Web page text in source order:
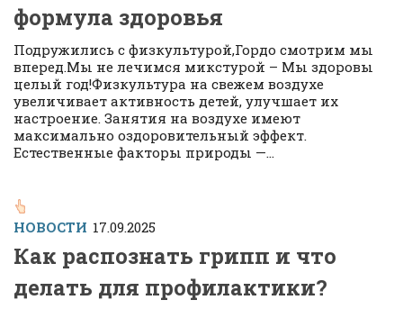
формула здоровья
Подружились с физкультурой,Гордо смотрим мы
вперед.Мы не лечимся микстурой – Мы здоровы
целый год!Физкультура на свежем воздухе
увеличивает активность детей, улучшает их
настроение. Занятия на воздухе имеют
максимально оздоровительный эффект.
Естественные факторы природы —...
НОВОСТИ 17.09.2025
Как распознать грипп и что
делать для профилактики?